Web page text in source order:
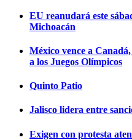
EU reanudará este
Michoacán
México vence a
a los Juegos Olímpicos
Quinto Patio
Jalisco lidera entre
Exigen con protesta